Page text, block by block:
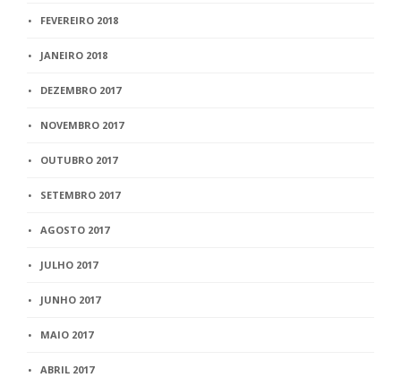
FEVEREIRO 2018
JANEIRO 2018
DEZEMBRO 2017
NOVEMBRO 2017
OUTUBRO 2017
SETEMBRO 2017
AGOSTO 2017
JULHO 2017
JUNHO 2017
MAIO 2017
ABRIL 2017